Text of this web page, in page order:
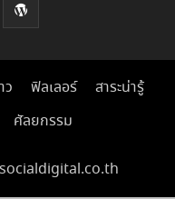
ว ฟิลเลอร์
สาระน่ารู้
ศัลยกรรม